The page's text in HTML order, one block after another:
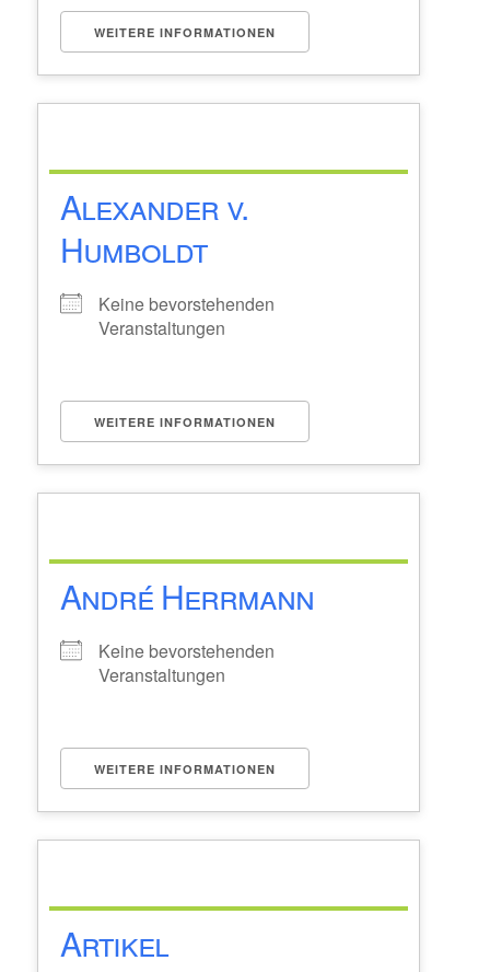
WEITERE INFORMATIONEN
Alexander v.
Humboldt
Keine bevorstehenden
Veranstaltungen
WEITERE INFORMATIONEN
André Herrmann
Keine bevorstehenden
Veranstaltungen
WEITERE INFORMATIONEN
Artikel